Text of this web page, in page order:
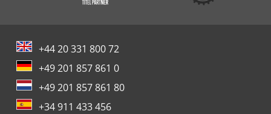
+44 20 331 800 72
+49 201 857 861 0
+49 201 857 861 80
+34 911 433 456